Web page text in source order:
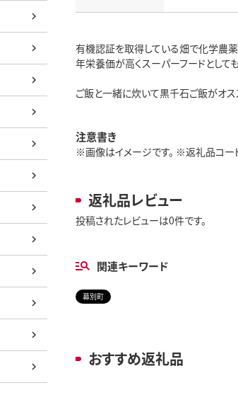
有機認証を取得している畑で化学農
年栄養価が高くスーパーフードとして
ご飯と一緒に炊いて黒千石ご飯がオス
注意書き
※画像はイメージです。 ※返礼品コー
返礼品レビュー
投稿されたレビューは0件です。
関連キーワード
幕別町
おすすめ返礼品